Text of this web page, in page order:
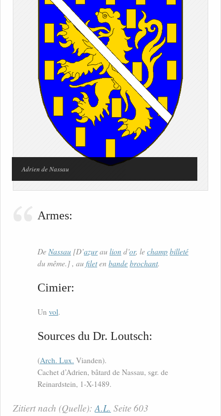
Adrien de Nassau
Armes:
De Nassau [D’azurau lion d’or, lechampbilleté
du même.] , au fileten bandebrochant.
Cimier:
Un vol.
Sources du Dr. Loutsch:
(Arch. Lux. Vianden).
Cachet d’Adrien, bâtard de Nassau, sgr. de
Reinardstein, 1-X-1489.
Zitiert nach (Quelle): A.L. Seite 603